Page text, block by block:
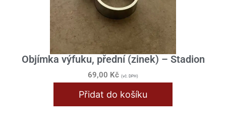
Objímka výfuku, přední (zinek) – Stadion
69,00 Kč (vč. DPH)
Přidat do košíku